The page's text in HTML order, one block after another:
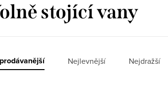
stojící vany
Nejlevnější Nejdražší